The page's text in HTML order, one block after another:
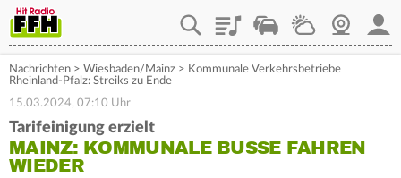
PlaylistStaupilotWetterWebcam
Nachrichten > Wiesbaden/Mainz > Kommunale Verkehrsbetriebe
Rheinland-Pfalz: Streiks zu Ende
15.03.2024, 07:10 Uhr
Tarifeinigung erzielt
MAINZ: KOMMUNALE BUSSE FAHREN
WIEDER